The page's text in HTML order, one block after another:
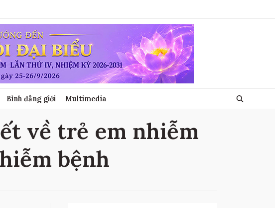
Bình đẳng giới Multimedia
về trẻ em nhiễm
bệnh